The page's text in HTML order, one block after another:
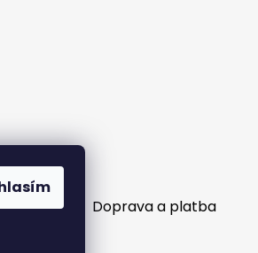
Doprava a platba